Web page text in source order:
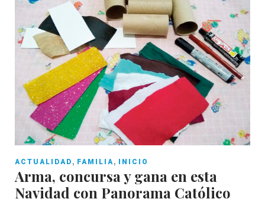
ACTUALIDAD , FAMILIA, INICIO
Arma, concursa y gana en esta
Navidad con Panorama Católico